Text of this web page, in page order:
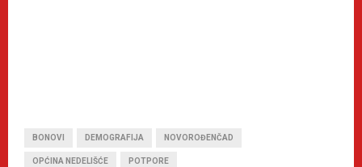
BONOVI DEMOGRAFIJA NOVOROĐENČAD
OPĆINA NEDELIŠĆE POTPORE